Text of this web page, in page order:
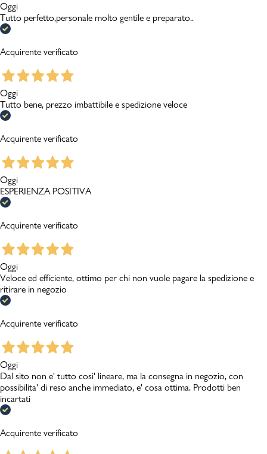
Oggi
Tutto perfetto,personale molto gentile e preparato..
Acquirente verificato
Oggi
Tutto bene, prezzo imbattibile e spedizione veloce
Acquirente verificato
Oggi
ESPERIENZA POSITIVA
Acquirente verificato
Oggi
Veloce ed efficiente, ottimo per chi non vuole pagare la spedizione e
ritirare in negozio
Acquirente verificato
Oggi
Dal sito non e' tutto cosi' lineare, ma la consegna in negozio, con
possibilita' di reso anche immediato, e' cosa ottima. Prodotti ben
incartati
Acquirente verificato